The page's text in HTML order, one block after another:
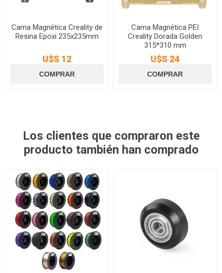
Cama Magnética Creality de
Resina Epoxi 235x235mm
U$S 12
Cama Magnética PEI
Creality Dorada Golden
315*310 mm
U$S 24
Los clientes que compraron este
producto también han comprado